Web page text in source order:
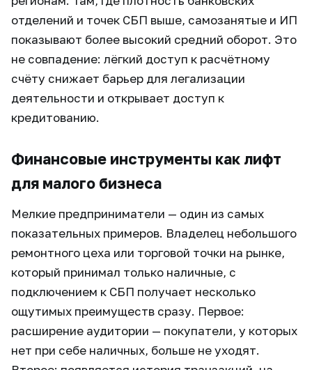
отделений и точек СБП выше, самозанятые и ИП
показывают более высокий средний оборот. Это
не совпадение: лёгкий доступ к расчётному
счёту снижает барьер для легализации
деятельности и открывает доступ к
кредитованию.
Финансовые инструменты как лифт
для малого бизнеса
Мелкие предприниматели — один из самых
показательных примеров. Владелец небольшого
ремонтного цеха или торговой точки на рынке,
который принимал только наличные, с
подключением к СБП получает несколько
ощутимых преимуществ сразу. Первое:
расширение аудитории — покупатели, у которых
нет при себе наличных, больше не уходят.